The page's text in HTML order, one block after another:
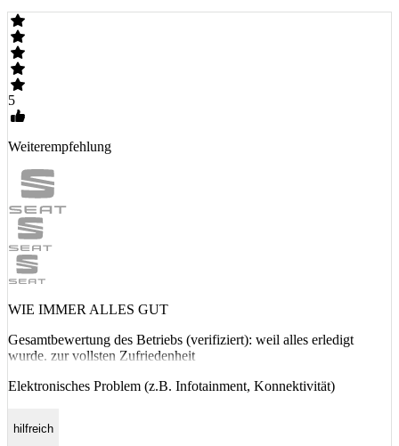
5
Weiterempfehlung
WIE IMMER ALLES GUT
Gesamtbewertung des Betriebs (verifiziert): weil alles erledigt
wurde. zur vollsten Zufriedenheit
Elektronisches Problem (z.B. Infotainment, Konnektivität)
hilfreich